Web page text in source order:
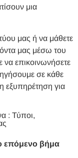
μια
μας ή να μάθετε
μας μέσω του
να επικοινωνήσετε
σε κάθε
εξυπηρέτηση για
: Τύποι,
επόμενο βήμα